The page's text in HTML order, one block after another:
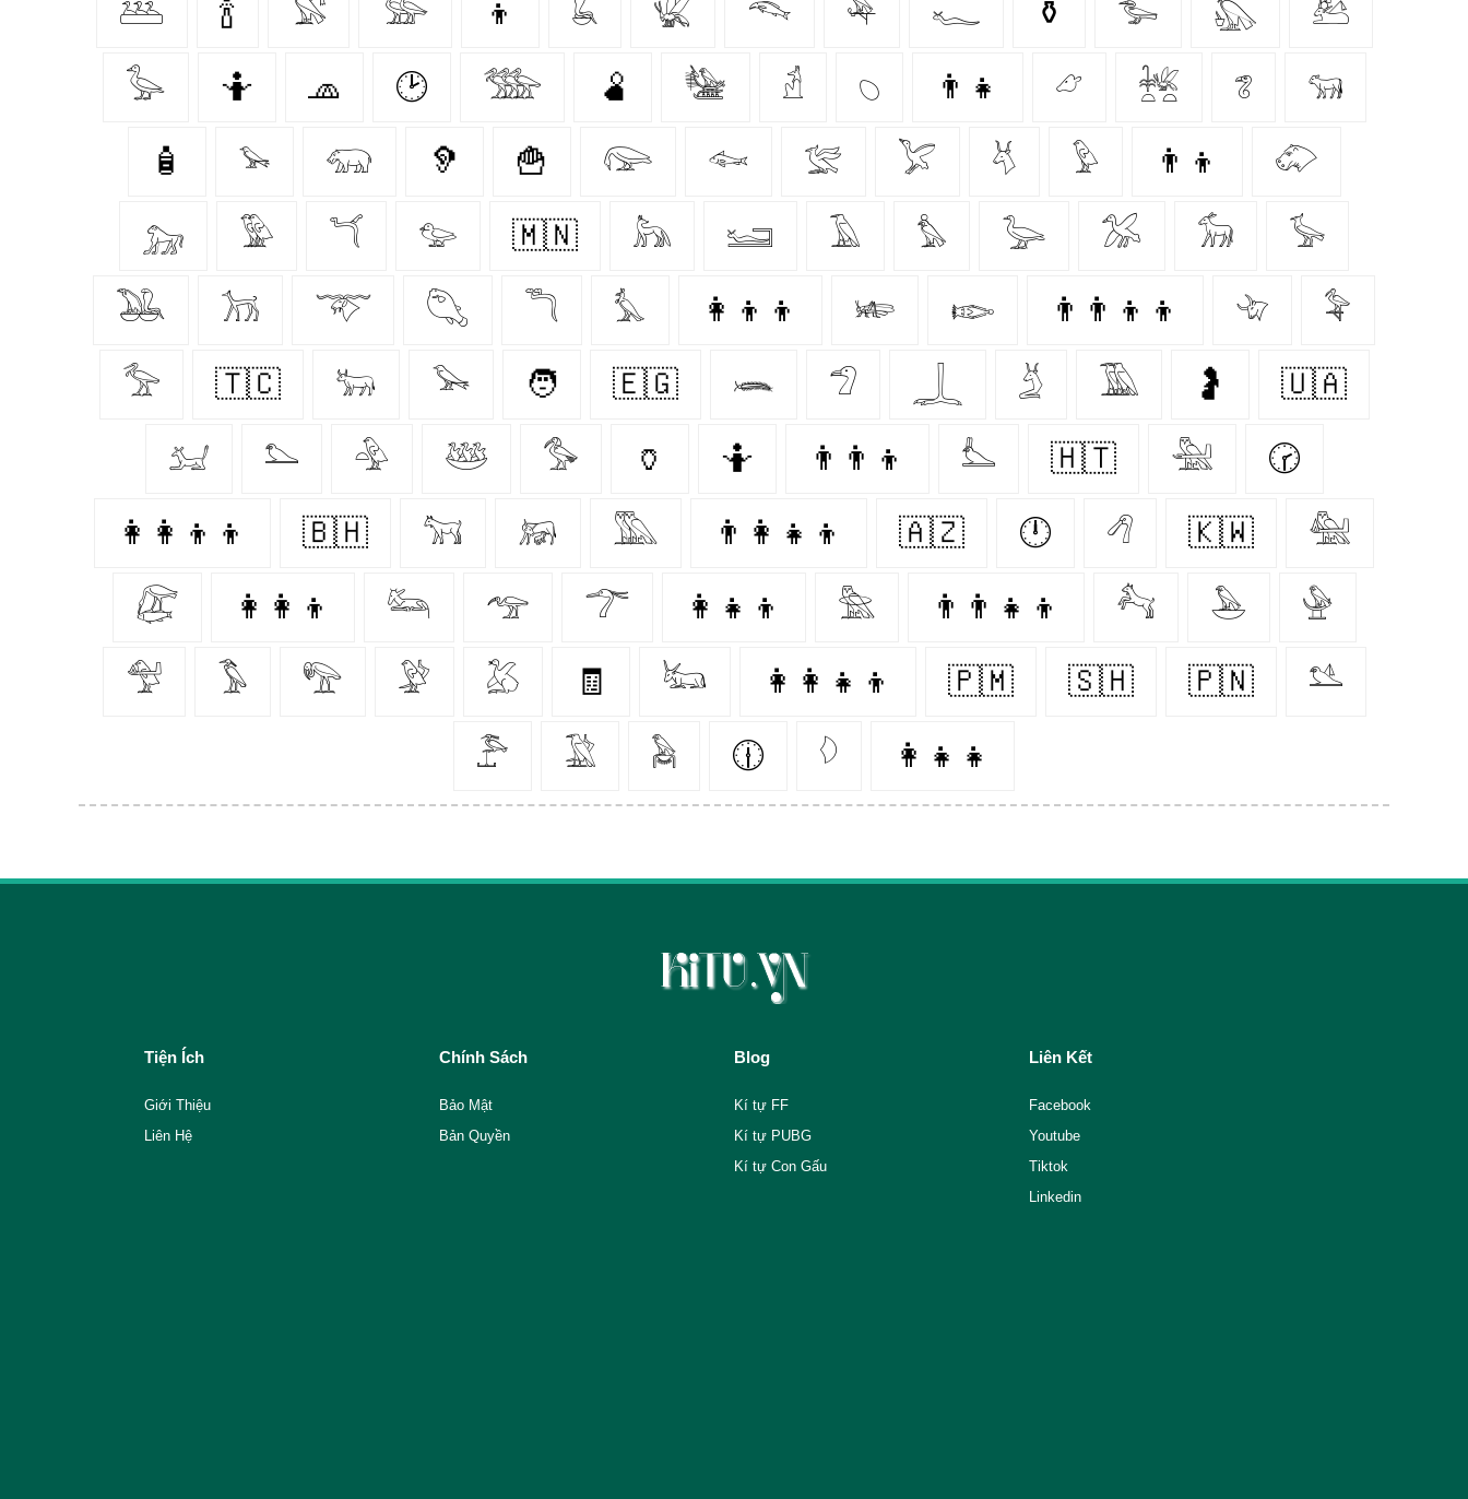
𓅹 🍾 𓅄 𓅺 👦 𓆘 𓆤 𓆞 𓅆 𓆑 ⚱️ 𓅧 𓅽 𓃕
𓅭 🤷 🧢 🕑 𓅢 🫄 𓅋 𓁢 𓆇 👨‍👧 𓃿 𓆥 𓆂 𓃔
🧴 𓅩 𓃯 🦻 🍟 𓅼 𓆜 𓅛 𓅯 𓄃 𓅱 👨‍👦 𓄁
𓃷 𓅳 𓆔 𓅰 🇲🇳 𓃦 𓆒 𓄿 𓅊 𓅬 𓅮 𓃘 𓅚
𓅒 𓃡 𓄅 𓆡 𓆕 𓅘 👩‍👦‍👦 𓆧 𓆢 👨‍👨‍👦‍👦 𓄀 𓅝
𓅡 🇹🇨 𓃒 𓅨 🧑 🇪🇬 𓆨 𓅿 𓆆 𓄄 𓅀 🤰 🇺🇦
𓃫 𓅌 𓅲 𓅸 𓅜 🏺 🤷‍ 👨‍👨‍👦 𓅏 🇭🇹 𓅖 🕝
👩‍👩‍👦‍👦 🇧🇭 𓃙 𓃖 𓅔 👨‍👩‍👧‍👦 🇦🇿 🕛 𓆁 🇰🇼 𓅕
𓅻 👩‍👩‍👦 𓃛 𓅠 𓆀 👩‍👧‍👦 𓅗 👨‍👨‍👧‍👦 𓃚 𓅅 𓅈
𓅵 𓅣 𓅟 𓅶 𓅷 🧾 𓃜 👩‍👩‍👧‍👦 🇵🇲 🇸🇭 🇵🇳 𓅎
𓅤 𓅁 𓅉 🕧 𓆠 👩‍👧‍👧
Tiện Ích
Giới Thiệu
Liên Hệ
Chính Sách
Bảo Mật
Bản Quyền
Blog
Kí tự FF
Kí tự PUBG
Kí tự Con Gấu
Liên Kết
Facebook
Youtube
Tiktok
Linkedin